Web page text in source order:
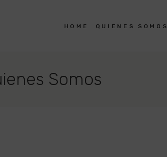
HOME QUIENES SOMOS
Somos
CLAVE PROYECTOS